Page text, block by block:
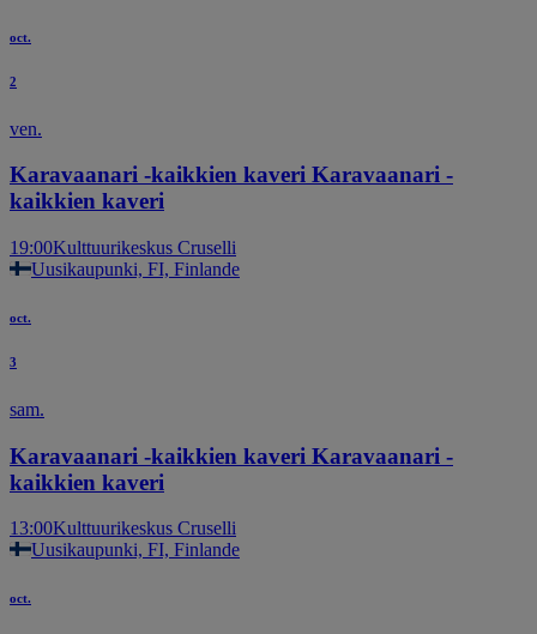
oct.
2
ven.
Karavaanari -kaikkien kaveri Karavaanari -
kaikkien kaveri
19:00Kulttuurikeskus Cruselli
Uusikaupunki, FI, Finlande
oct.
3
sam.
Karavaanari -kaikkien kaveri Karavaanari -
kaikkien kaveri
13:00Kulttuurikeskus Cruselli
Uusikaupunki, FI, Finlande
oct.